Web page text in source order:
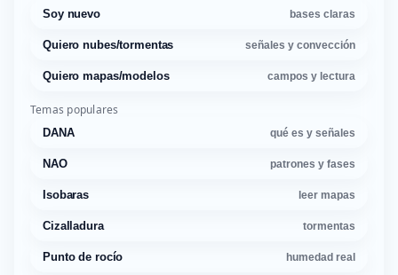
Soy nuevo bases claras
Quiero nubes/tormentas señales y convección
Quiero mapas/modelos campos y lectura
Temas populares
DANA qué es y señales
NAO patrones y fases
Isobaras leer mapas
Cizalladura tormentas
Punto de rocío humedad real